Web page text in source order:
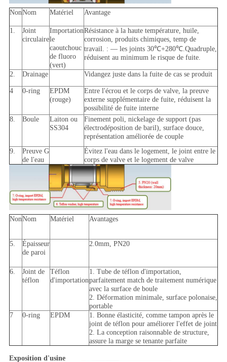
NonNom Matériel Avantage
1.
Joint
circulaire
Importation
le
caoutchouc
de fluoro
(vert)
Résistance à la haute température, huile,
corrosion, produits chimiques, temp de
travail. : — les joints 30℃+280℃.Quadruple,
réduisent au minimum le risque de fuite.
2. Drainage Vidangez juste dans la fuite de cas se produit
4 0-ring
EPDM
(rouge)
Entre l'écrou et le corps de valve, la preuve
externe supplémentaire de fuite, réduisent la
possibilité de fuite interne
8.
Boule
Laiton ou
SS304
Finement poli, nickelage de support (pas
électrodéposition de baril), surface douce,
représentation améliorée de couple
9.
Preuve G
de l'eau
Évitez l'eau dans le logement, le joint entre le
corps de valve et le logement de valve
NonNom Matériel Avantages
5.
Épaisseur
de paroi
2.0mm, PN20
6.
Joint de
téflon
Téflon
d'importation
1. Tube de téflon d'importation,
parfaitement match de traitement numérique
avec la surface de boule
2. Déformation minimale, surface polonaise,
portable
7
0-ring EPDM
1. Bonne élasticité, comme tampon après le
joint de téflon pour améliorer l'effet de joint
2. La conception raisonnable de structure,
assure la marge se tenante parfaite
Exposition d'usine